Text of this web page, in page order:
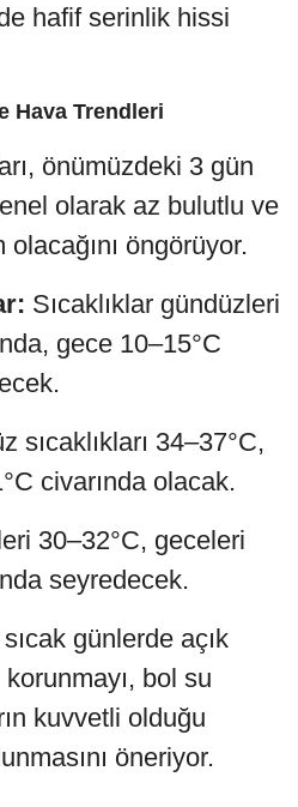
hafif serinlik hissi
Hava Trendleri
önümüzdeki 3 gün
olarak az bulutlu ve
öngörüyor.
Sıcaklıklar gündüzleri
gece 10–15°C
sıcaklıkları 34–37°C,
civarında olacak.
30–32°C, geceleri
seyredecek.
günlerde açık
bol su
kuvvetli olduğu
öneriyor.